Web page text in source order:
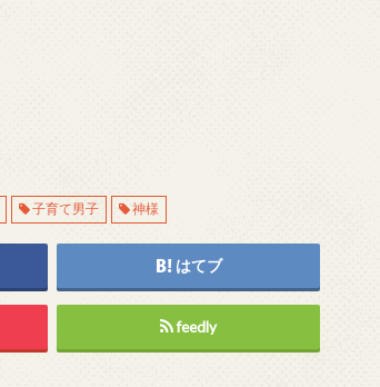
子育て男子 神様
はてブ
feedly